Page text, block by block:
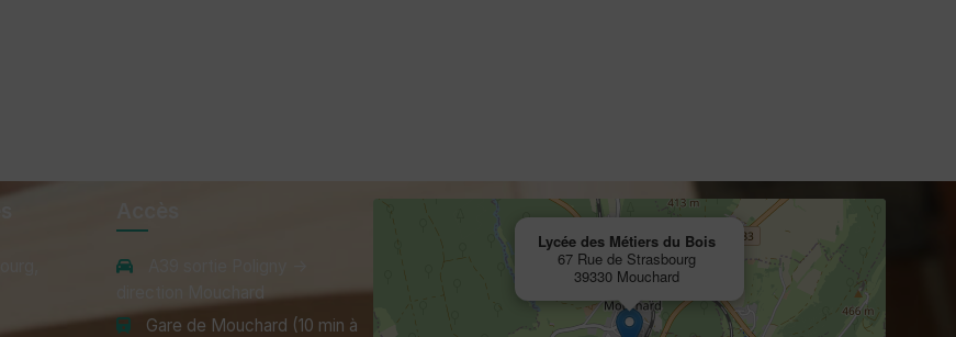
Gare de Mouchard (10 min à
Lycée des Métiers du Bois
67 Rue de Strasbourg
39330 Mouchard